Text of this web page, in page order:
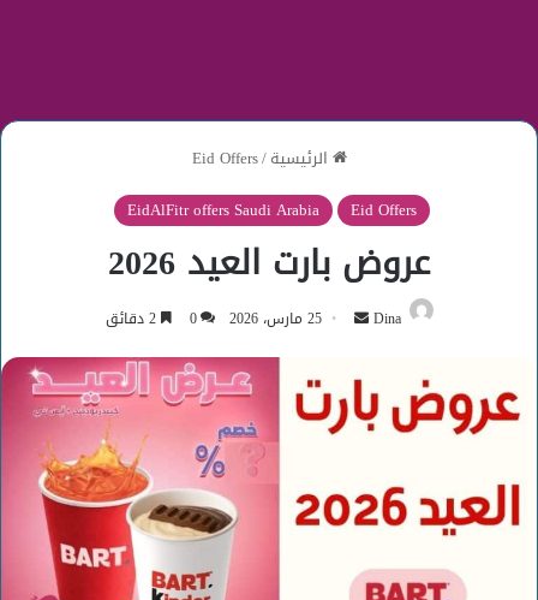
الرئيسية/
Eid Offers
Eid Offers
EidAlFitr offers Saudi Arabia
عروض بارت العيد 2026
Dina
أرسل
إلكترونيا
25 مارس، 2026 0 2 دقائق